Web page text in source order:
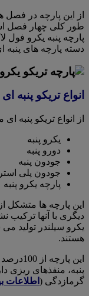
از این پارچه در فصل
طور کلی چهار فصل
دسته پارچه های پنبه
انواع تریکو پنبه ای
از انواع تریکو پنبه
یکرو پنبه
دورو پنبه
جودون پنبه
جودون پلی استر
پارچه یکرو پنبه
این پارچه ها متشکل
دیگری با آنها ترکیب
یکرو سیلندر تولید
هستند.
این
پنبه، منفذهای ریزی
گرمازدگی ( اطلاعات